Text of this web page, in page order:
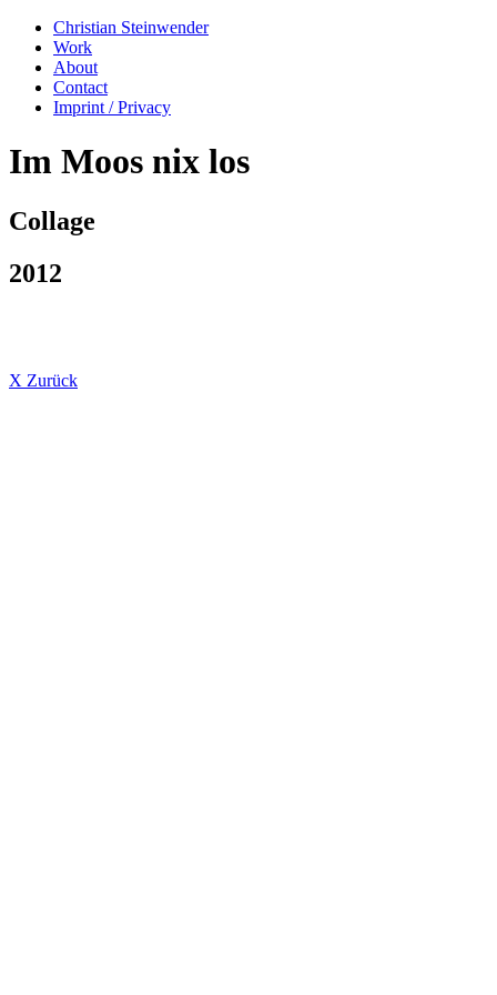
Christian Steinwender
Work
About
Contact
Imprint / Privacy
Im Moos nix los
Collage
2012
X Zurück